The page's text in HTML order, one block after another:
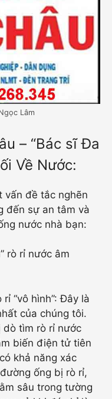
Lâm
– “Bác sĩ Đa
Về Nước:
vấn đề tắc nghẽn
đến sự an tâm và
nước nhà bạn:
rò rỉ nước âm
“vô hình”: Đây là
của chúng tôi.
tìm rò rỉ nước
biến điện tử tiên
khả năng xác
ống bị rò rỉ,
sâu trong tường